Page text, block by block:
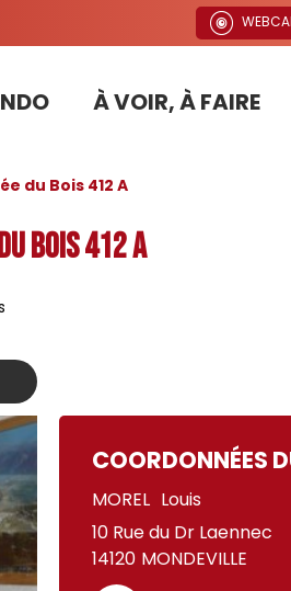
À VOIR, À FAIRE
du Bois 412 A
Bois 412 A
COORDONNÉES
MOREL Louis
10 Rue du Dr Laennec
14120 MONDEVILLE